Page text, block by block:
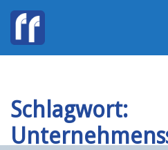
Schlagwort: